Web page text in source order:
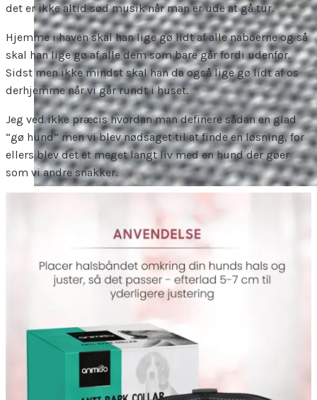
det er ikke altid sød musik når man er ude at gå tur.
Hjemme i haven skal han lige gø lidt af alle naboerne og så
skal han lige gø af alle dem som bare går fordi udenfor.
Sidst men ikke mindst skal han da også lige gø lidt af os
derhjemme når vi går rundt i huset.
Jeg ved ikke præcis hvordan man definere sådan en glad
“gø hund” men vi blev nødsaget til at finde en løsning, for
ellers blev det et meget langt liv med en hund der gøer
som vi andre snakker.